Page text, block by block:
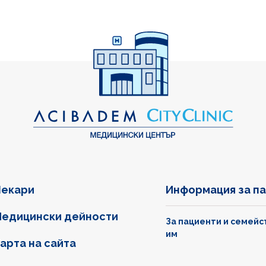
дейности
на сайта
Информация за
За пациенти и
им